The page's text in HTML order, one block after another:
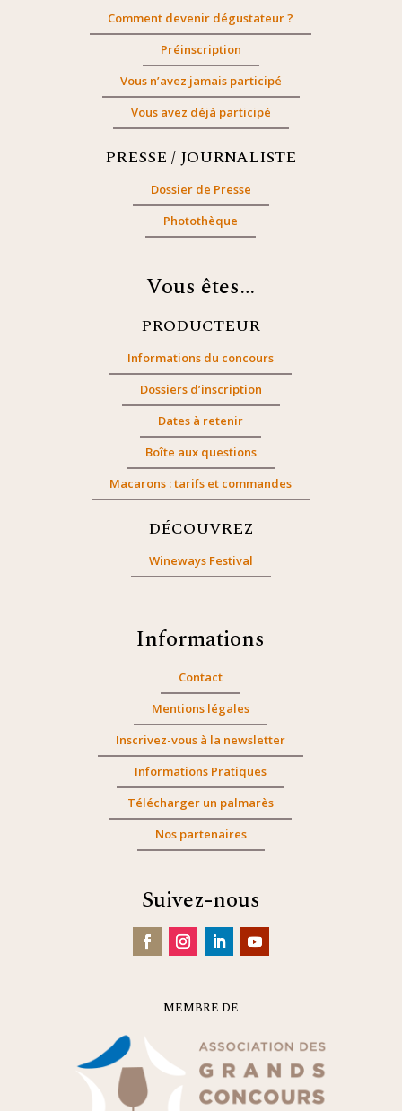
Comment devenir dégustateur ?
Préinscription
Vous n’avez jamais participé
Vous avez déjà participé
PRESSE / JOURNALISTE
Dossier de Presse
Photothèque
Vous êtes…
PRODUCTEUR
Informations du concours
Dossiers d’inscription
Dates à retenir
Boîte aux questions
Macarons : tarifs et commandes
DÉCOUVREZ
Wineways Festival
Informations
Contact
Mentions légales
Inscrivez-vous à la newsletter
Informations Pratiques
Télécharger un palmarès
Nos partenaires
Suivez-nous
MEMBRE DE